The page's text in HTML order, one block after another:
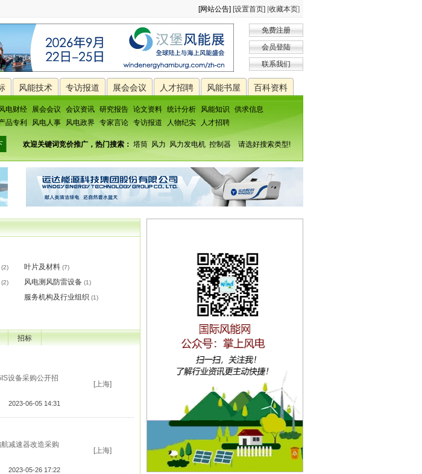
[网站公告] [设置首页] [收藏本页]
免费注册
会员登陆
联系我们
风能技术 专访报道 展会会议 人才招聘 风能书屋 百科资料
电财经 展会会议 会议资讯 研究报告 论文资料 统计分析 风能知识
供求信息
品专利 风电人事 风电政界 专家言论 专访报道 人物纪实 人才招聘
欢迎关键词竞价推广，热门搜索： 塔筒 风力 风力发电机 控制器 请选好搜索类型!
(2) 叶片及材料 (7)
(2) 风电测风防雷设备 (1)
服务机构及行业组织 (1)
招标
设备采购公开招
2023-06-05 14:31
[上海]
减速器改造采购
2023-05-26 17:22
[上海]